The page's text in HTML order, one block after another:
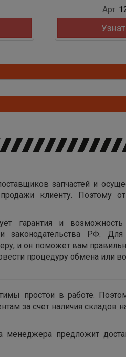
Арт.
запчастей и
клиенту. Поэтому
гарантия и
законодательства РФ.
и он поможет вам
процедуру обмена или
простои в работе.
за счет наличия складов
менеджера предложит